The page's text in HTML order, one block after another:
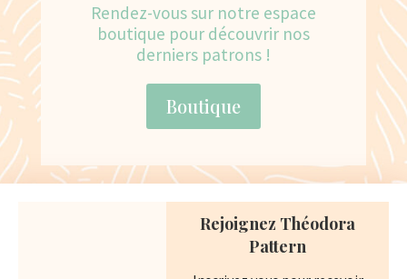
Rejoignez Théodora
Pattern
Rendez-vous sur notre espace
boutique pour découvrir nos
derniers patrons !
Boutique